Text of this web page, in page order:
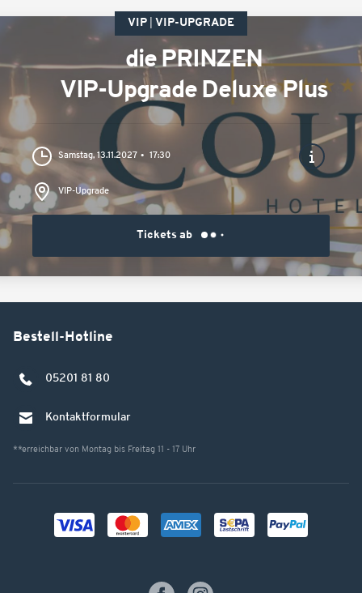
VIP VIP-UPGRADE
die PRINZEN
VIP-Upgrade Deluxe Plus
Samstag, 13.11.2027 17:30
VIP-Upgrade
Tickets ab
Bestell-Hotline
05201 81 80
Kontaktformular
**erreichbar von Montag bis Freitag 11 - 17 Uhr